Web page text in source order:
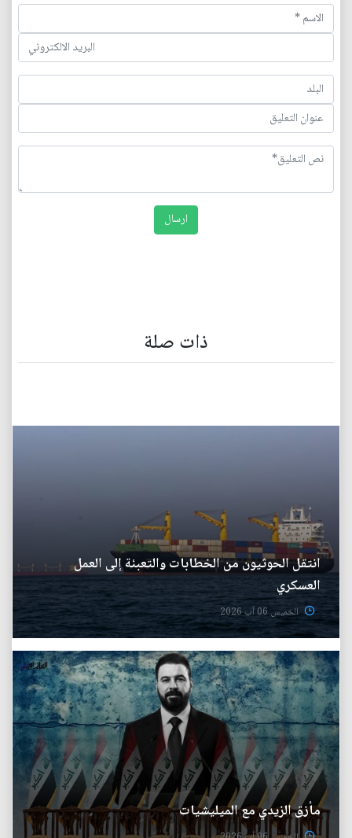
ذات صلة
انتقل الحوثيون من الخطابات والتعبئة إلى العمل
العسكري
الخميس 06 آب 2026
مأزق الزيدي مع الميليشيات